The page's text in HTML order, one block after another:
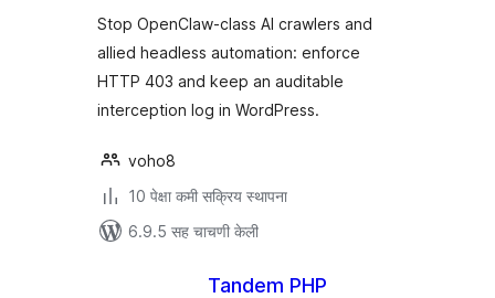
Stop OpenClaw-class AI crawlers and
allied headless automation: enforce
HTTP 403 and keep an auditable
interception log in WordPress.
voho8
10 पेक्षा कमी सक्रिय स्थापना
6.9.5 सह चाचणी केली
Tandem PHP